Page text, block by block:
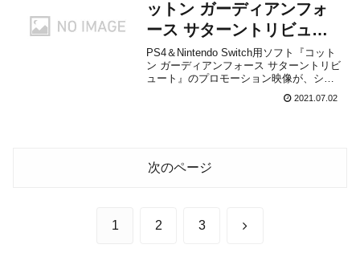
け...
ットン ガーディアンフォ
ース サターントリビュー
ト』のプロモーション映像
が公開！
PS4＆Nintendo Switch用ソフト『コット
ン ガーディアンフォース サターントリビ
ュート』のプロモーション映像が、シテ
記から動画をチェックすることができま
2021.07.02
次のページ
1 2 3 次